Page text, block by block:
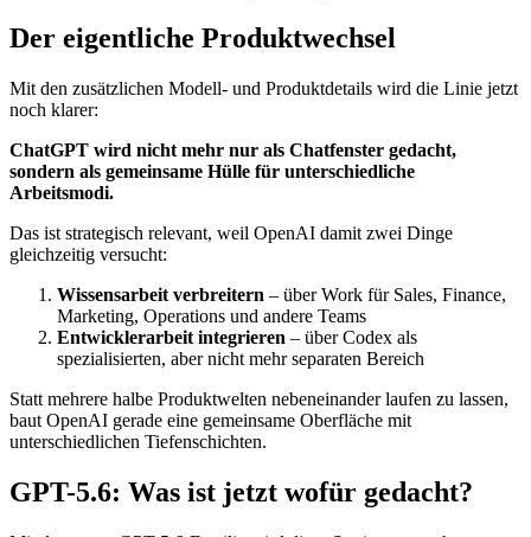
Der eigentliche Produktwechsel
Mit den zusätzlichen Modell- und Produktdetails wird die Linie jetzt
noch klarer:
ChatGPT wird nicht mehr nur als Chatfenster gedacht,
sondern als gemeinsame Hülle für unterschiedliche
Arbeitsmodi.
Das ist strategisch relevant, weil OpenAI damit zwei Dinge
gleichzeitig versucht:
Wissensarbeit verbreitern – über Work für Sales, Finance,
Marketing, Operations und andere Teams
Entwicklerarbeit integrieren – über Codex als
spezialisierten, aber nicht mehr separaten Bereich
Statt mehrere halbe Produktwelten nebeneinander laufen zu lassen,
baut OpenAI gerade eine gemeinsame Oberfläche mit
unterschiedlichen Tiefenschichten.
GPT-5.6: Was ist jetzt wofür gedacht?